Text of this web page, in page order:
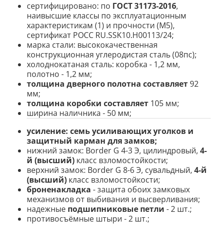
сертифицировано: по ГОСТ 31173-2016,
наивысшие классы по эксплуатационным
характеристикам (1) и прочности (М5),
сертификат POCC RU.SSK10.H00113/24;
марка стали: высококачественная
конструкционная углеродистая сталь (08пс);
холоднокатаная сталь: коробка - 1,2 мм,
полотно - 1,2 мм;
толщина дверного полотна составляет92
мм;
толщина коробки составляет 105 мм;
ширина наличника - 50 мм;
усиление: семь усиливающих уголков и
защитный карман для замков;
нижний замок: Border G 4-3 Э, цилиндровый, 4-
й (высший) класс взломостойкости;
верхний замок: Border G 8-6 Э, сувальдный, 4-й
(высший) класс взломостойкости;
броненакладка - защита обоих замковых
механизмов от выбивания и высверливания;
надежные подшипниковые петли - 2 шт.;
противосъёмные штыри - 2 шт.;